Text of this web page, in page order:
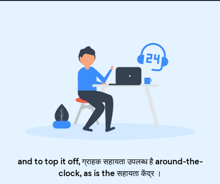
and to top it off, ग्राहक सहायता उपलब्ध है around-the-
clock, as is theसहायता केंद्र।